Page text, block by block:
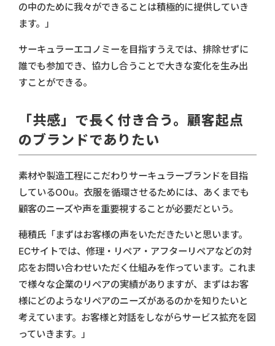
の中のために我々ができることは積極的に提供していき
ます。」
サーキュラーエコノミーを目指すうえでは、排除せずに
誰でも参加でき、協力し合うことで大きな変化を生み出
すことができる。
「共感」で長く付き合う。顧客起点
のブランドでありたい
素材や製造工程にこだわりサーキュラーブランドを目指
しているO0u。衣服を循環させるためには、あくまでも
顧客のニーズや声を重要視することが必要だという。
穂積氏「まずはお客様の声をいただきたいと思います。
ECサイトでは、修理・リペア・アフターリペアなどの対
応をお問い合わせいただく仕組みを作っています。これま
で様々な企業のリペアの実績がありますが、まずはお客
様にどのようなリペアのニーズがあるのかを知りたいと
考えています。お客様と対話をしながらサービス拡充を図
っていきます。」